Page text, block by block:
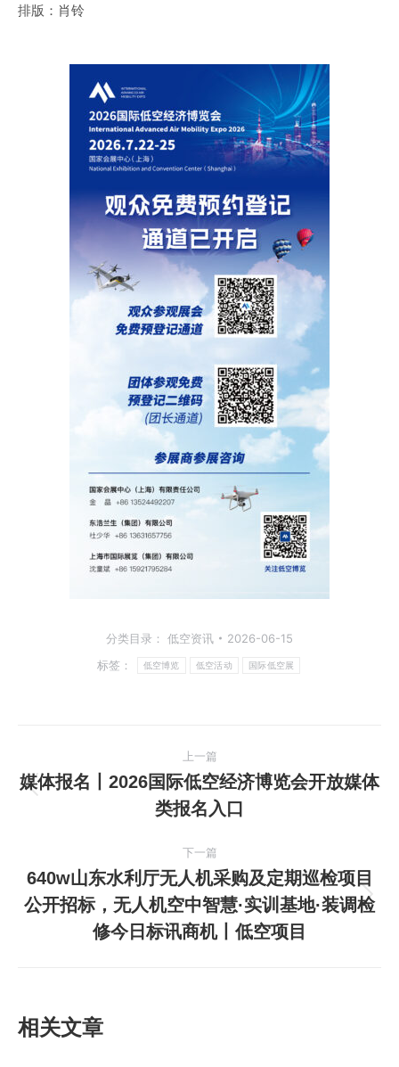
排版：肖铃
分类目录： 低空资讯
2026-06-15
标签：
低空博览 低空活动 国际低空展
章
上一篇
上
一
篇
文
章：
媒体报名丨2026国际低空经济博览会开放媒体
类报名入口
下一篇
下
一
640w山东水利厅无人机采购及定期巡检项目
公开招标，无人机空中智慧·实训基地·装调检
修今日标讯商机丨低空项目
相关文章